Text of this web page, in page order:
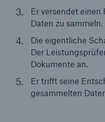
Er versendet einen
Daten zu sammeln.
Die eigentliche
Der
Dokumente an.
Er trifft seine
gesammelten
Fakten
Versicherung bis zu